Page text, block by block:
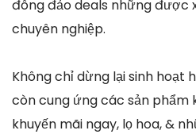
đông đảo deals những được
chuyên nghiệp.
Không chỉ dừng lại sinh hoạt
còn cung ứng các sản phẩm
khuyến mãi ngay, lọ hoa, &